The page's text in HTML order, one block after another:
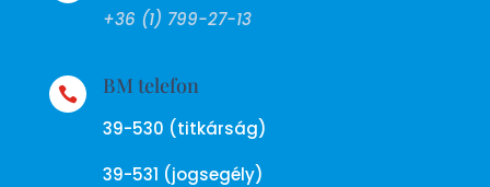
+36 (1) 799-27-13
 BM telefon
39-530 (titkárság)
39-531 (jogsegély)